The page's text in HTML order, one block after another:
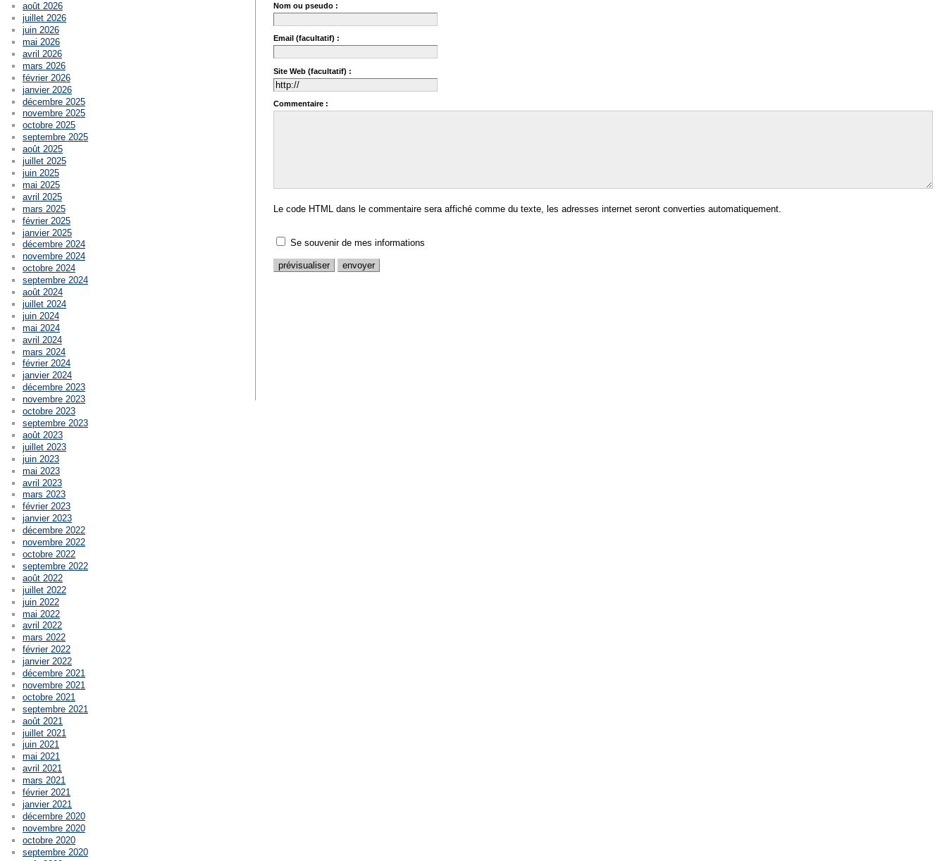
Nom ou pseudo :
Email (facultatif) :
Site Web (facultatif) :
Commentaire :
Le code HTML dans le commentaire sera affiché comme du texte, les adresses internet seront converties automatiquement.
Se souvenir de mes informations
août 2026
juillet 2026
juin 2026
mai 2026
avril 2026
mars 2026
février 2026
janvier 2026
décembre 2025
novembre 2025
octobre 2025
septembre 2025
août 2025
juillet 2025
juin 2025
mai 2025
avril 2025
mars 2025
février 2025
janvier 2025
décembre 2024
novembre 2024
octobre 2024
septembre 2024
août 2024
juillet 2024
juin 2024
mai 2024
avril 2024
mars 2024
février 2024
janvier 2024
décembre 2023
novembre 2023
octobre 2023
septembre 2023
août 2023
juillet 2023
juin 2023
mai 2023
avril 2023
mars 2023
février 2023
janvier 2023
décembre 2022
novembre 2022
octobre 2022
septembre 2022
août 2022
juillet 2022
juin 2022
mai 2022
avril 2022
mars 2022
février 2022
janvier 2022
décembre 2021
novembre 2021
octobre 2021
septembre 2021
août 2021
juillet 2021
juin 2021
mai 2021
avril 2021
mars 2021
février 2021
janvier 2021
décembre 2020
novembre 2020
octobre 2020
septembre 2020